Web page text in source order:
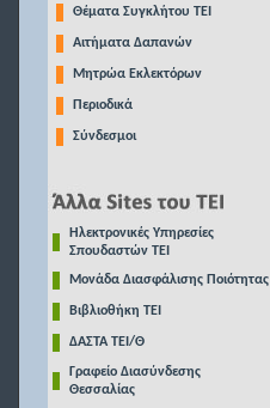
Θέματα Συγκλήτου ΤΕΙ
Αιτήματα Δαπανών
Μητρώα Εκλεκτόρων
Περιοδικά
Σύνδεσμοι
Ηλεκτρονικές Υπηρεσίες
Σπουδαστών ΤΕΙ
Μονάδα Διασφάλισης Ποιότητας
Βιβλιοθήκη ΤΕΙ
ΔΑΣΤΑ ΤΕΙ/Θ
Γραφείο Διασύνδεσης
Θεσσαλίας